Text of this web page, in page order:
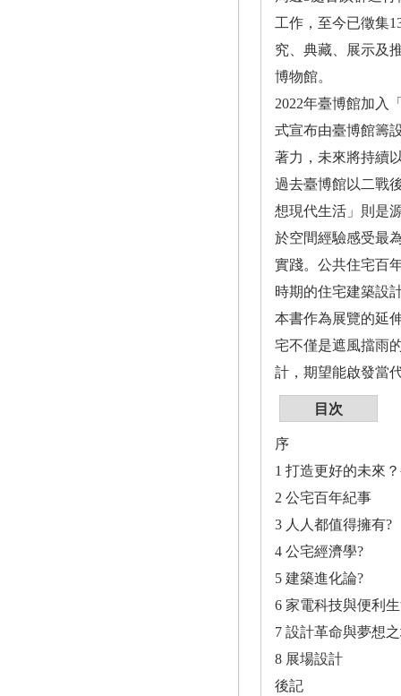
工作，至今已徵集
究、典藏、展示及
博物館。
2022年臺博館加入
式宣布由臺博館籌
著力，未來將持續
過去臺博館以二戰
想現代生活」則是
於空間經驗感受最
實踐。公共住宅百
時期的住宅建築設
本書作為展覽的延
宅不僅是遮風擋雨
計，期望能啟發當
目次
序
1 打造更好的未來
2 公宅百年紀事
3 人人都值得擁有?
4 公宅經濟學?
5 建築進化論?
6 家電科技與便利
7 設計革命與夢想
8 展場設計
後記